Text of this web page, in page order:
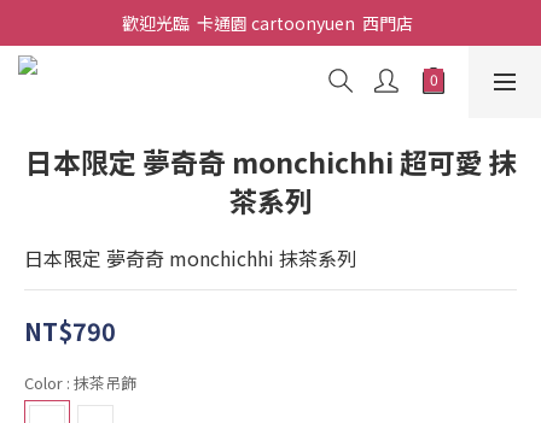
歡迎光臨  卡通園 cartoonyuen  西門店
日本限定 夢奇奇 monchichhi 超可愛 抹
茶系列
日本限定 夢奇奇 monchichhi 抹茶系列
NT$790
Color : 抹茶吊飾